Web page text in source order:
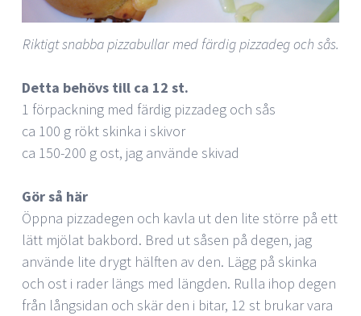
Riktigt snabba pizzabullar med färdig pizzadeg och sås.
Detta behövs till ca 12 st.
1 förpackning med färdig pizzadeg och sås
ca 100 g rökt skinka i skivor
ca 150-200 g ost, jag använde skivad
Gör så här
Öppna pizzadegen och kavla ut den lite större på ett
lätt mjölat bakbord. Bred ut såsen på degen, jag
använde lite drygt hälften av den. Lägg på skinka
och ost i rader längs med längden. Rulla ihop degen
från långsidan och skär den i bitar, 12 st brukar vara